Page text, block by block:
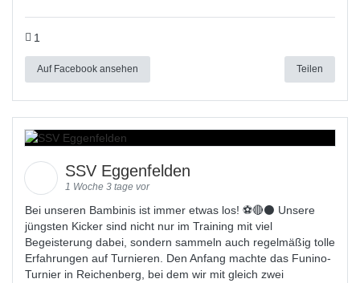
1
Auf Facebook ansehen Teilen
SSV Eggenfelden
1 Woche 3 tage vor
Bei unseren Bambinis ist immer etwas los! ⚽️🔴⚫ Unsere
jüngsten Kicker sind nicht nur im Training mit viel
Begeisterung dabei, sondern sammeln auch regelmäßig tolle
Erfahrungen auf Turnieren. Den Anfang machte das Funino-
Turnier in Reichenberg, bei dem wir mit gleich zwei